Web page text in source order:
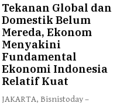
Tekanan Global dan
Domestik Belum
Mereda, Ekonom
Menyakini
Fundamental
Ekonomi Indonesia
Relatif Kuat
JAKARTA, Bisnistoday –